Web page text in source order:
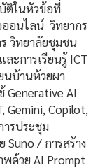
ติในหัวข้อที่
ออนไลน์ วิทยากร
วิทยาลัยชุมชน
การเรียนรู้ ICT
นบ้านห้วยผา
AI
Gemini, Copilot,
รประชุม
Suno / การสร้าง
พด้วย AI Prompt